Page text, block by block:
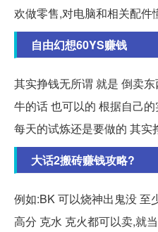
欢做零售,对电脑和相关配件
自由幻想60YS赚钱
其实挣钱无所谓 就是 倒卖
牛的话 也可以的 根据自己
每天的试炼还是要做的 其实
大话2搬砖赚钱攻略?
例如:BK 可以烧神出鬼没 至
高分 克水 克火都可以卖,就